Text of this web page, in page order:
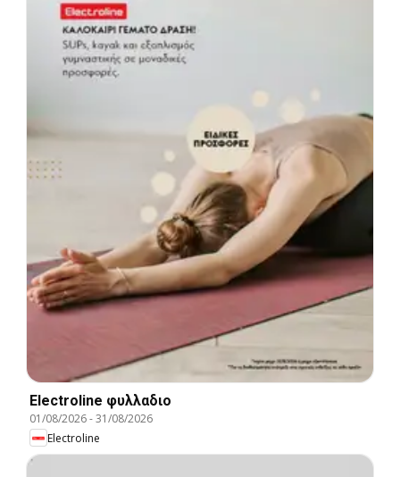
Electroline φυλλαδιο
01/08/2026-31/08/2026
Electroline